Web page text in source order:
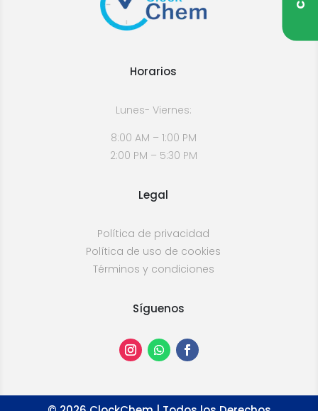
Horarios
Lunes- Viernes:
8:00 AM – 1:00 PM
2:00 PM – 5:30 PM
Legal
Política de privacidad
Política de uso de cookies
Términos y condiciones
Síguenos